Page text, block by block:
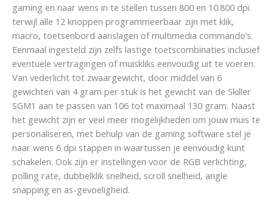
gaming en naar wens in te stellen tussen 800 en 10.800 dpi
terwijl alle 12 knoppen programmeerbaar zijn met klik,
macro, toetsenbord aanslagen of multimedia commando’s.
Eenmaal ingesteld zijn zelfs lastige toetscombinaties inclusief
eventuele vertragingen of muiskliks eenvoudig uit te voeren.
Van vederlicht tot zwaargewicht, door middel van 6
gewichten van 4 gram per stuk is het gewicht van de Skiller
SGM1 aan te passen van 106 tot maximaal 130 gram. Naast
het gewicht zijn er veel meer mogelijkheden om jouw muis te
personaliseren, met behulp van de gaming software stel je
naar wens 6 dpi stappen in waartussen je eenvoudig kunt
schakelen. Ook zijn er instellingen voor de RGB verlichting,
polling rate, dubbelklik snelheid, scroll snelheid, angle
snapping en as-gevoeligheid.